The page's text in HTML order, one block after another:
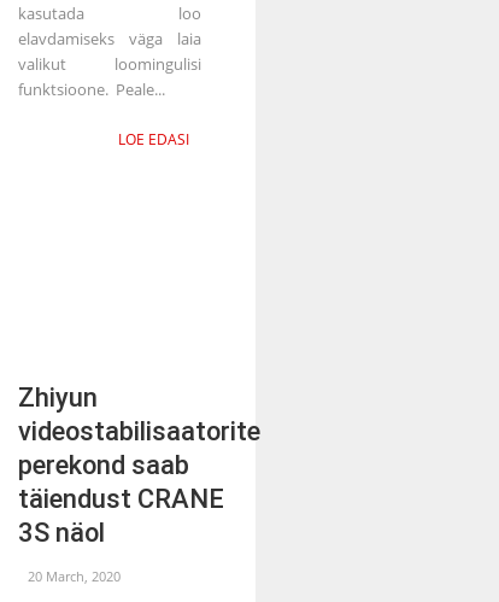
kasutada loo
elavdamiseks väga laia
valikut loomingulisi
funktsioone. Peale...
LOE EDASI
Zhiyun
videostabilisaatorite
perekond saab
täiendust CRANE
3S näol
20 March, 2020